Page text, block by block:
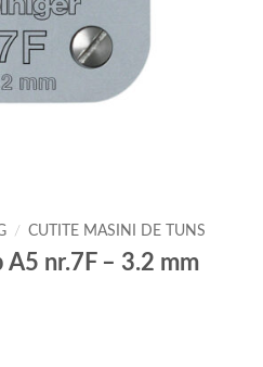
/ CUTITE MASINI DE TUNS
nr.7F – 3.2 mm